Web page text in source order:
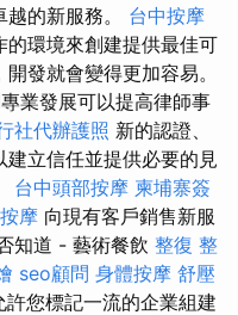
的新服務。 台中按摩
環境來創建提供最佳可
發就會變得更加容易。
業發展可以提高律師事
社代辦護照 新的認證、
立信任並提供必要的見
台中頭部按摩 柬埔寨簽
摩 向現有客戶銷售新服
知道 - 藝術餐飲 整復 整
seo顧問 身體按摩 舒壓
許您標記一流的企業組建